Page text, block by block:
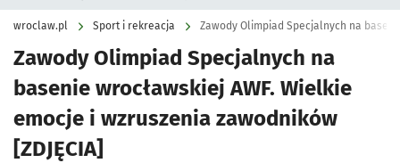
wroclaw.pl Sport i rekreacja Zawody Olimpiad Specjalnych na
Zawody Olimpiad Specjalnych na
basenie wrocławskiej AWF. Wielkie
emocje i wzruszenia zawodników
[ZDJĘCIA]